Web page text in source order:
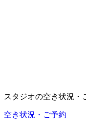
スタジオの空き状況・
空き状況・ご予約